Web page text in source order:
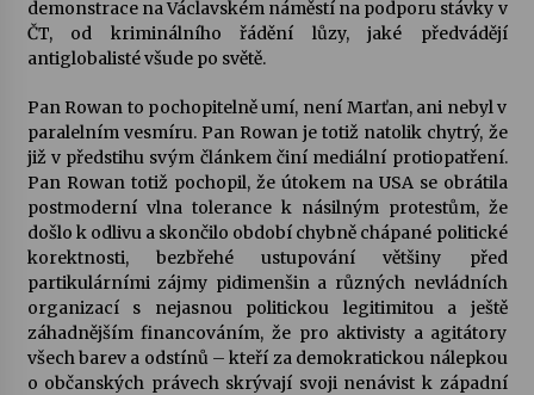
demonstrace na Václavském náměstí na podporu stávky v
ČT, od kriminálního řádění lůzy, jaké předvádějí
antiglobalisté všude po světě.
Pan Rowan to pochopitelně umí, není Marťan, ani nebyl v
paralelním vesmíru. Pan Rowan je totiž natolik chytrý, že
již v předstihu svým článkem činí mediální protiopatření.
Pan Rowan totiž pochopil, že útokem na USA se obrátila
postmoderní vlna tolerance k násilným protestům, že
došlo k odlivu a skončilo období chybně chápané politické
korektnosti, bezbřehé ustupování většiny před
partikulárními zájmy pidimenšin a různých nevládních
organizací s nejasnou politickou legitimitou a ještě
záhadnějším financováním, že pro aktivisty a agitátory
všech barev a odstínů – kteří za demokratickou nálepkou
o občanských právech skrývají svoji nenávist k západní